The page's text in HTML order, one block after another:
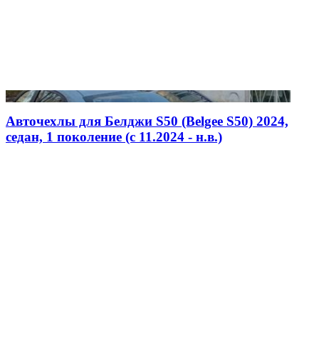
Авточехлы для Белджи S50 (Belgee S50) 2024,
седан, 1 поколение (c 11.2024 - н.в.)